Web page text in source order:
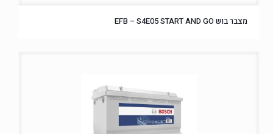
מצבר בוש EFB – S4E05 START AND GO